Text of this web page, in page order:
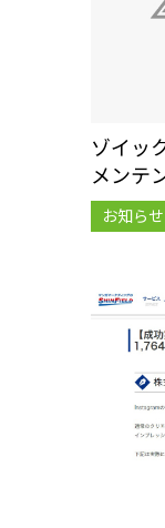
ゾイッ
メンテ
お知らせ